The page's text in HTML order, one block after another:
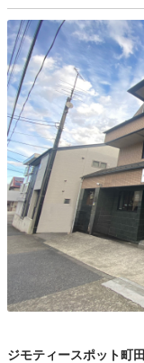
ジモティースポット町田